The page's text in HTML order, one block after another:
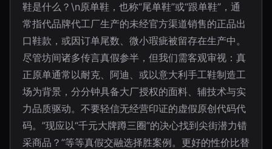
鞋是什么？\n原单鞋，也称“尾单鞋”或“跟单鞋”，通
常指代品牌代工厂生产的未经官方渠道销售的正品出
口鞋款，或因订单尾数、微小瑕疵被留存在生产中。
尽管坊间诸多传言真假参半，但我们需客观审视：真
正原单通常以耐克、阿迪、或以意大利手工鞋制造工
场为背景，分分钟具备大厂授权的面料、辅技术与实
力品质驱动。不要轻信无经营印证的虚假原创代码代
码。”现应以“千元大牌蹲三圈”的决心找到尖街潜力错
采商品？”等等真假交融选择胜案例。更好的性价比替